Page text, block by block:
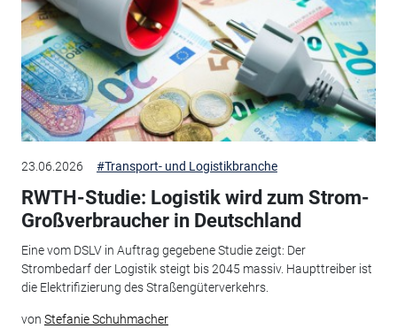
23.06.2026 #Transport- und Logistikbranche
RWTH-Studie: Logistik wird zum Strom-
Großverbraucher in Deutschland
Eine vom DSLV in Auftrag gegebene Studie zeigt: Der
Strombedarf der Logistik steigt bis 2045 massiv. Haupttreiber ist
die Elektrifizierung des Straßengüterverkehrs.
von Stefanie Schuhmacher